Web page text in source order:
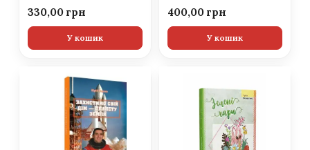
330,00
У кошик
400,00
У кошик